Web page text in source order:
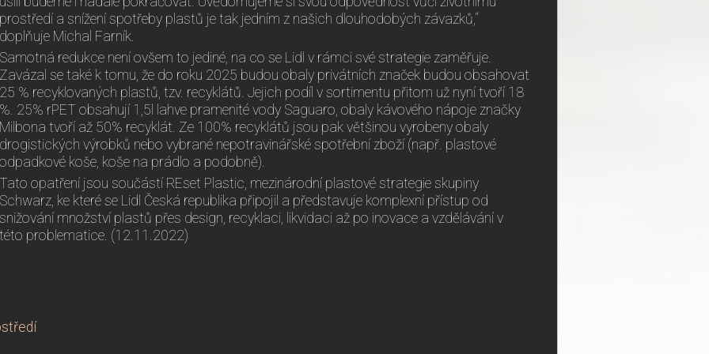
prostředí a snížení spotřeby plastů je tak jedním z našich dlouhodobých závazků,“
doplňuje Michal Farník.
Samotná redukce není ovšem to jediné, na co se Lidl v rámci své strategie zaměřuje.
Zavázal se také k tomu, že do roku 2025 budou obaly privátních značek budou obsahovat
25 % recyklovaných plastů, tzv. recyklátů. Jejich podíl v sortimentu přitom už nyní tvoří 18
%. 25% rPET obsahují 1,5l lahve pramenité vody Saguaro, obaly kávového nápoje značky
Milbona tvoří až 50% recyklát. Ze 100% recyklátů jsou pak většinou vyrobeny obaly
drogistických výrobků nebo vybrané nepotravinářské spotřební zboží (např. plastové
odpadkové koše, koše na prádlo a podobně).
Tato opatření jsou součástí REset Plastic, mezinárodní plastové strategie skupiny
Schwarz, ke které se Lidl Česká republika připojil a představuje komplexní přístup od
snižování množství plastů přes design, recyklaci, likvidaci až po inovace a vzdělávání v
této problematice. (12.11.2022)